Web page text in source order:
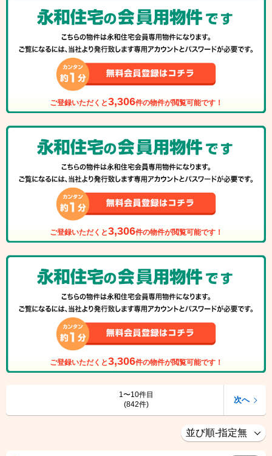
ご登録いただくと3,306件の物件が閲覧可能です！
ご登録いただくと3,306件の物件が閲覧可能です！
ご登録いただくと3,306件の物件が閲覧可能です！
1〜10件目
(842件)
次へ